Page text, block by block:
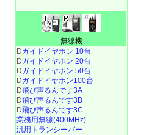
無線機
Dガイドイヤホン 10台
Dガイドイヤホン 20台
Dガイドイヤホン 50台
Dガイドイヤホン100台
D飛び声るんです3A
D飛び声るんです3B
D飛び声るんです3C
業務用無線(400MHz)
汎用トランシーバー